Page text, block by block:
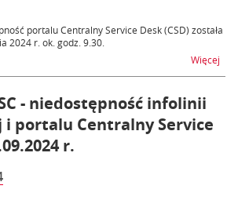
portalu Centralny Service Desk (CSD) została
2024 r. ok. godz. 9.30.
Więcej
- niedostępność infolinii
portalu Centralny Service
r.